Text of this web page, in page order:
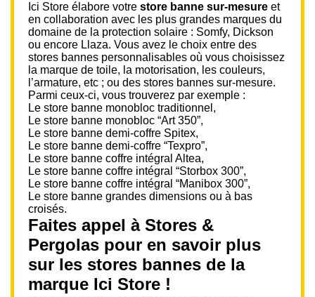
Ici Store élabore votre store banne sur-mesure et
en collaboration avec les plus grandes marques du
domaine de la protection solaire : Somfy, Dickson
ou encore Llaza. Vous avez le choix entre des
stores bannes personnalisables où vous choisissez
la marque de toile, la motorisation, les couleurs,
l’armature, etc ; ou des stores bannes sur-mesure.
Parmi ceux-ci, vous trouverez par exemple :
Le store banne monobloc traditionnel,
Le store banne monobloc “Art 350”,
Le store banne demi-coffre Spitex,
Le store banne demi-coffre “Texpro”,
Le store banne coffre intégral Altea,
Le store banne coffre intégral “Storbox 300”,
Le store banne coffre intégral “Manibox 300”,
Le store banne grandes dimensions ou à bas
croisés.
Faites appel à Stores &
Pergolas pour en savoir plus
sur les stores bannes de la
marque Ici Store !